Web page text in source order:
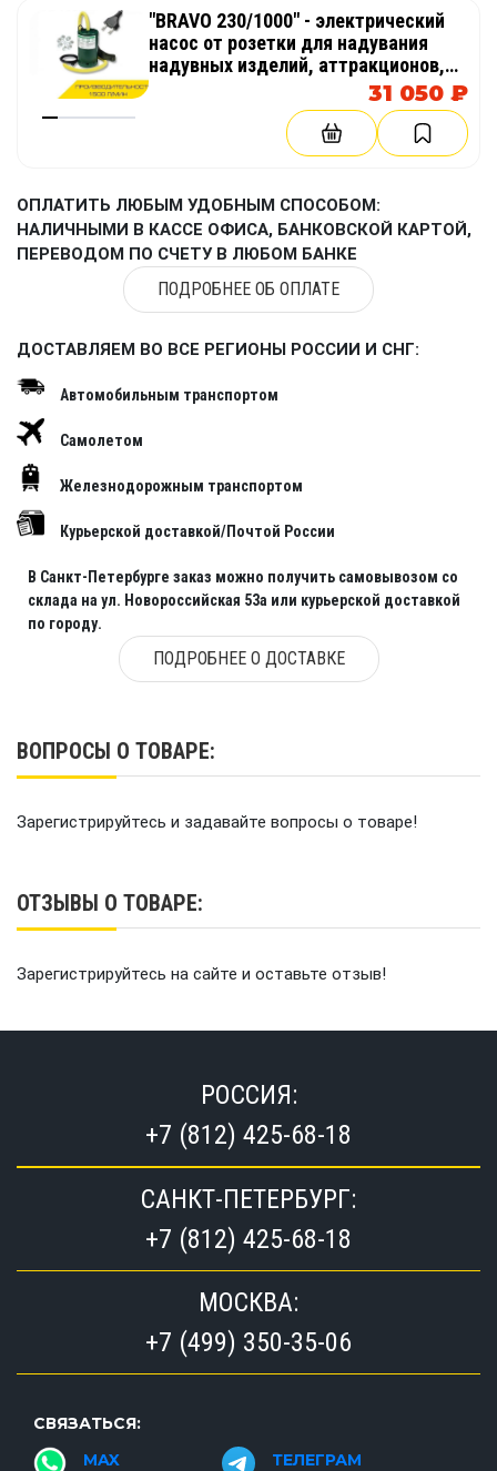
"BRAVO 230/1000" - электрический
насос от розетки для надувания
надувных изделий, аттракционов,
31 050 ₽
ОПЛАТИТЬ ЛЮБЫМ УДОБНЫМ СПОСОБОМ:
НАЛИЧНЫМИ В КАССЕ ОФИСА, БАНКОВСКОЙ КАРТОЙ,
ПЕРЕВОДОМ ПО СЧЕТУ В ЛЮБОМ БАНКЕ
ПОДРОБНЕЕ ОБ ОПЛАТЕ
ДОСТАВЛЯЕМ ВО ВСЕ РЕГИОНЫ РОССИИ И СНГ:
Автомобильным транспортом
Самолетом
Железнодорожным транспортом
Курьерской доставкой/Почтой России
В Санкт-Петербурге заказ можно получить самовывозом со
склада на ул. Новороссийская 53а или курьерской доставкой
по городу.
ПОДРОБНЕЕ О ДОСТАВКЕ
ВОПРОСЫ О ТОВАРЕ:
Зарегистрируйтесь и задавайте вопросы о товаре!
ОТЗЫВЫ О ТОВАРЕ:
Зарегистрируйтесь на сайте и оставьте отзыв!
РОССИЯ:
+7 (812) 425-68-18
САНКТ-ПЕТЕРБУРГ:
+7 (812) 425-68-18
МОСКВА:
+7 (499) 350-35-06
СВЯЗАТЬСЯ:
MAX
ТЕЛЕГРАМ